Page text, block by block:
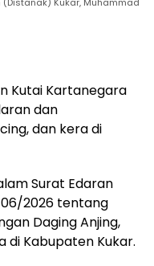
(Distanak) Kukar, Muhammad
Kutai Kartanegara
dan
dan kera di
Surat Edaran
06/2026 tentang
Daging Anjing,
di Kabupaten Kukar.